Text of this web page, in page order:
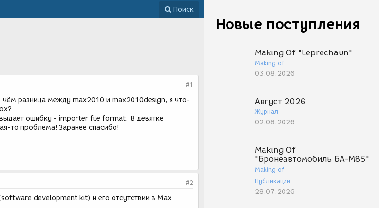
Новые поступления
Making Of "Leprechaun"
Making of
03.08.2026
Август 2026
Журнал
02.08.2026
Making Of
"Бронеавтомобиль БА-М85"
Making of
Публикации
28.07.2026
Поиск
#1
разница между max2010 и max2010design, я что-
ошибку - importer file format. В девятке
то проблема! Заранее спасибо!
#2
development kit) и его отсутствии в Max